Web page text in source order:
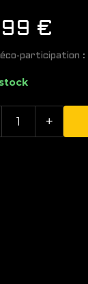
€
participation :
+